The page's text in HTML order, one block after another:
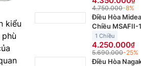
kiểu
4.750.000-8%
Điều Hòa
Chiều MSAFII-
1 Chiều
4.250.000
5.690.000-25%
Điều Hòa